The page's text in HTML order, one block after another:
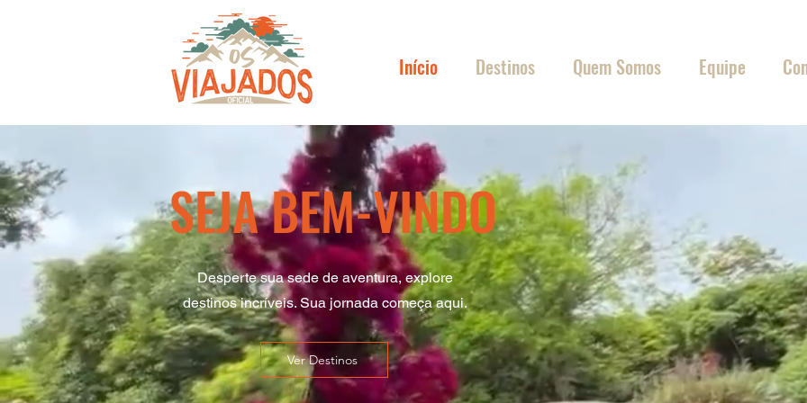
Início Destinos Quem Somos Equipe
SEJA BEM-VINDO
Desperte sua sede de aventura, explore
destinos incríveis. Sua jornada começa aqui.
Ver Destinos